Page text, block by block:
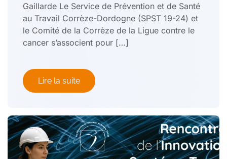
Gaillarde Le Service de Prévention et de Santé
au Travail Corrèze-Dordogne (SPST 19-24) et
le Comité de la Corrèze de la Ligue contre le
cancer s’associent pour […]
Lire la suite